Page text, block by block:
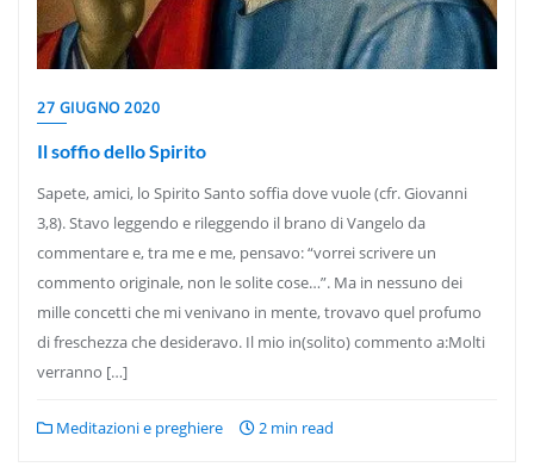
27 GIUGNO 2020
Il soffio dello Spirito
Sapete, amici, lo Spirito Santo soffia dove vuole (cfr. Giovanni
3,8). Stavo leggendo e rileggendo il brano di Vangelo da
commentare e, tra me e me, pensavo: “vorrei scrivere un
commento originale, non le solite cose…”. Ma in nessuno dei
mille concetti che mi venivano in mente, trovavo quel profumo
di freschezza che desideravo. Il mio in(solito) commento a:Molti
verranno […]
Meditazioni e preghiere 2 min read